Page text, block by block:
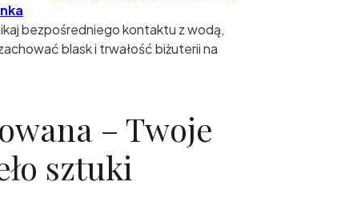
bezpośredniego kontaktu z wodą,
blask i trwałość biżuterii na
– Twoje
sztuki